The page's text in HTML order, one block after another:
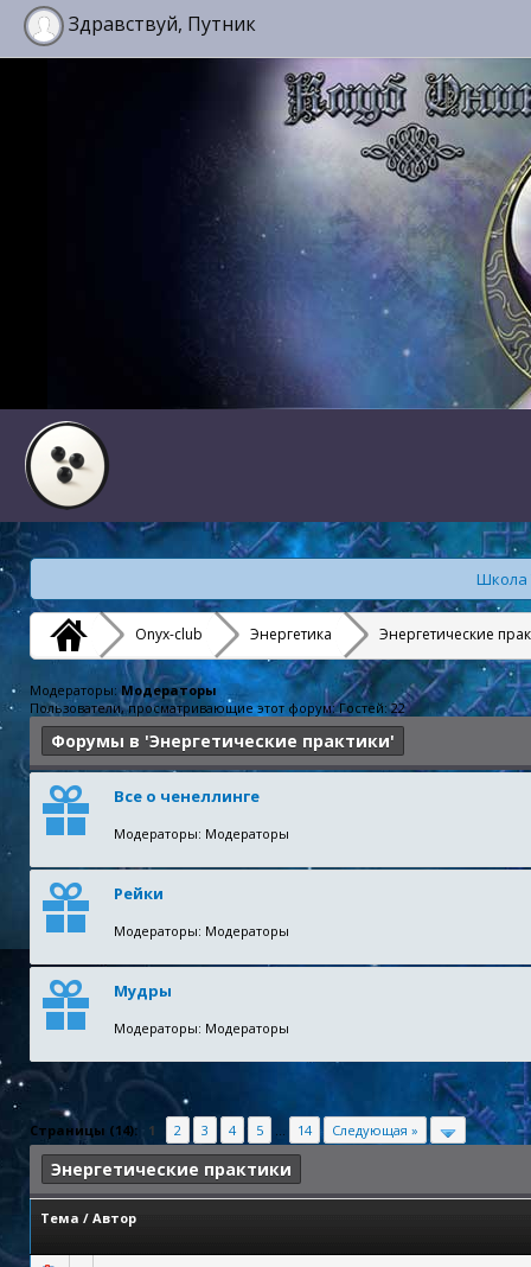
Здравствуй, Путник
Школа
Onyx-club Энергетика Энергетические
Модераторы: Модераторы
Пользователи, просматривающие этот форум: Гостей: 22
Форумы в 'Энергетические практики'
Все о ченеллинге
Модераторы: Модераторы
Рейки
Модераторы: Модераторы
Мудры
Модераторы: Модераторы
Страницы (14): 1 2 3 4 5 ... 14 Следующая »
Энергетические практики
Тема / Автор